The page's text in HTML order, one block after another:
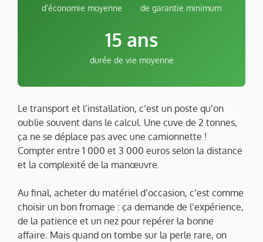
d’économie moyenne de garantie minimum
15 ans
durée de vie moyenne
Le transport et l’installation, c’est un poste qu’on
oublie souvent dans le calcul. Une cuve de 2 tonnes,
ça ne se déplace pas avec une camionnette !
Compter entre 1 000 et 3 000 euros selon la distance
et la complexité de la manœuvre.
Au final, acheter du matériel d’occasion, c’est comme
choisir un bon fromage : ça demande de l’expérience,
de la patience et un nez pour repérer la bonne
affaire. Mais quand on tombe sur la perle rare, on